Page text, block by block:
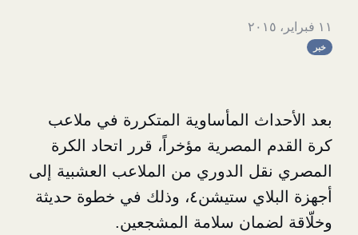
المأساوية المتكررة في ملاعب
المصرية مؤخراً، قرر اتحاد الكرة
الدوري من الملاعب العشبية إلى
أجهزة البلاي ستيشن٤، وذلك في خطوة حديثة
سلامة المشجعين.